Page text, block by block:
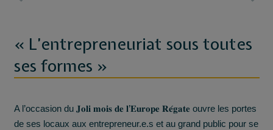
« L’entrepreneuriat sous toutes
ses formes »
A l’occasion du 𝐉𝐨𝐥𝐢 𝐦𝐨𝐢𝐬 𝐝𝐞 𝐥’𝐄𝐮𝐫𝐨𝐩𝐞 𝐑𝐞́𝐠𝐚𝐭𝐞 ouvre les portes
de ses locaux aux entrepreneur.e.s et au grand public pour se